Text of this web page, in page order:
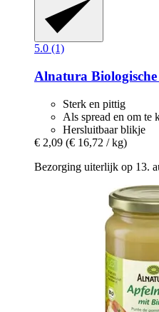
5.0 (1)
Alnatura
Sterk en pittig
Als spread en om te
Hersluitbaar blikje
€ 2,09 (€ 16,72 / kg)
Bezorging uiterlijk op 13.